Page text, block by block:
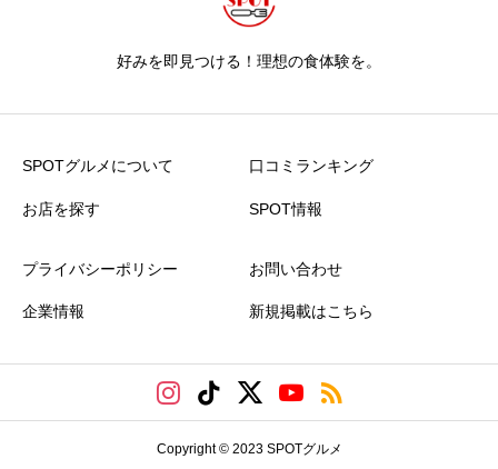
好みを即見つける！理想の食体験を。
SPOTグルメについて
お店を探す
口コミランキング
SPOT情報
プライバシーポリシー
企業情報
お問い合わせ
新規掲載はこちら
Copyright © 2023 SPOTグルメ